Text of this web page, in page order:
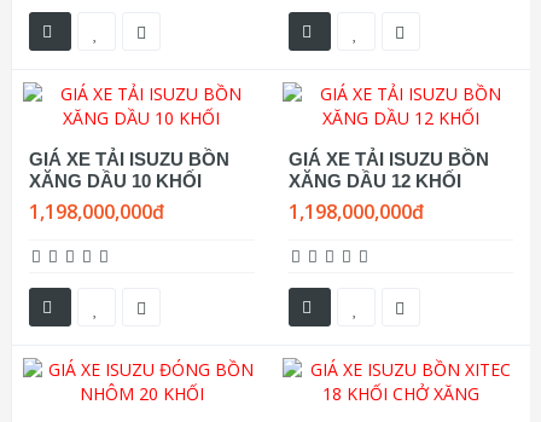
GIÁ XE TẢI ISUZU BỒN
XĂNG DẦU 10 KHỐI
1,198,000,000đ
GIÁ XE TẢI ISUZU BỒN
XĂNG DẦU 12 KHỐI
1,198,000,000đ